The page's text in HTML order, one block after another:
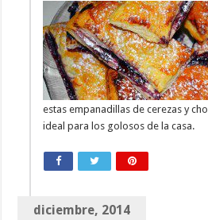
estas empanadillas de cerezas y
ideal para los golosos de la casa.
diciembre, 2014